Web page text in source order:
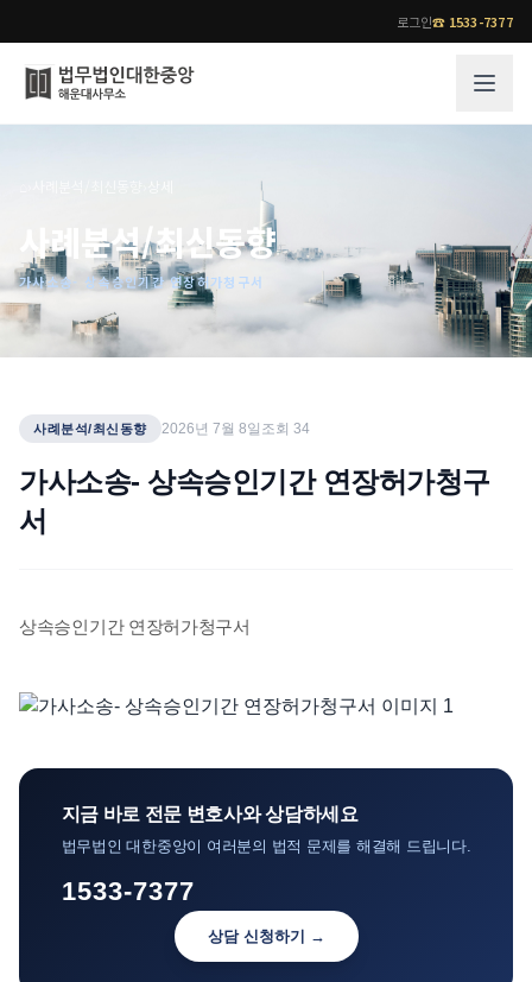
로그인☎ 1533-7377
오시는 길
통합검색
기업 인사이트
사례분석/최신동향
법률지식인
업무분야
전체
각 전문 변호사
법률 블로그
뉴스레터/브로슈어
사례분석/최신동향
가사소송- 상속승인기간 연장허가청구서
사례분석/최신동향 2026년 7월 8일 조회 34
가사소송- 상속승인기간 연장허가청구
서
상속승인기간 연장허가청구서
지금 바로 전문 변호사와 상담하세요
법무법인 대한중앙이 여러분의 법적 문제를 해결해 드립니다.
1533-7377
상담 신청하기 →